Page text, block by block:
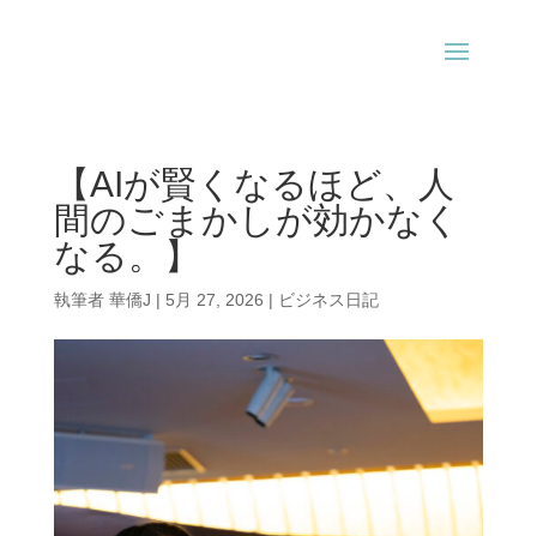
【AIが賢くなるほど、人
間のごまかしが効かなく
なる。】
執筆者 華僑J | 5月 27, 2026 | ビジネス日記